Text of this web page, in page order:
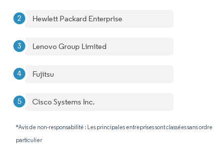
Hewlett Packard Enterprise
Lenovo Group Limited
Fujitsu
Cisco Systems Inc.
*Avis de non-responsabilité : Les principales entreprises sont classées sans ordre
particulier